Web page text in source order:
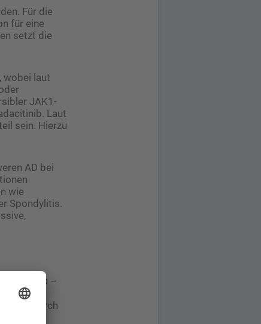
Für die
für eine
setzt die
wobei laut
JAK1-
Laut
sein. Hierzu
AD bei
wie
Spondylitis.
der AD –
doch
die durch